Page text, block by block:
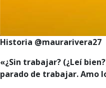
Historia @maurarivera27
«¿Sin trabajar? (¿Leí
parado de trabajar. Amo